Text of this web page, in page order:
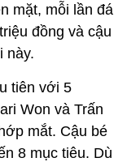
mặt, mỗi lần đá
đồng và cậu
này.
tiên với 5
Won và Trấn
mắt. Cậu bé
8 mục tiêu. Dù